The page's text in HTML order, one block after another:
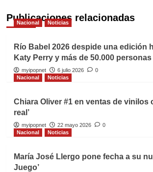
Publicaciones relacionadas
Nacional Noticias
Río Babel 2026 despide una edición
Katy Perry y más de 50.000 personas
myipopnet 6 julio 2026
0
Nacional
Noticias
Chiara Oliver #1 en ventas de vinilos
real’
myipopnet 22 mayo 2026
0
Nacional
Noticias
María José Llergo pone fecha a su
Juego’